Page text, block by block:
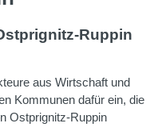
Ruppin
aus Wirtschaft und
Kommunen dafür ein, die
Ostprignitz-Ruppin